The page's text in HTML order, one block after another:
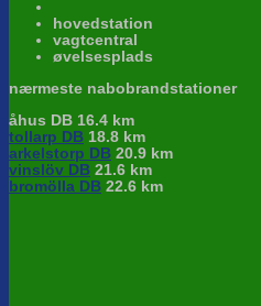
hovedstation
vagtcentral
øvelsesplads
nærmeste nabobrandstationer
åhus DB 16.4 km
tollarp DB 18.8 km
arkelstorp DB 20.9 km
vinslöv DB 21.6 km
bromölla DB 22.6 km